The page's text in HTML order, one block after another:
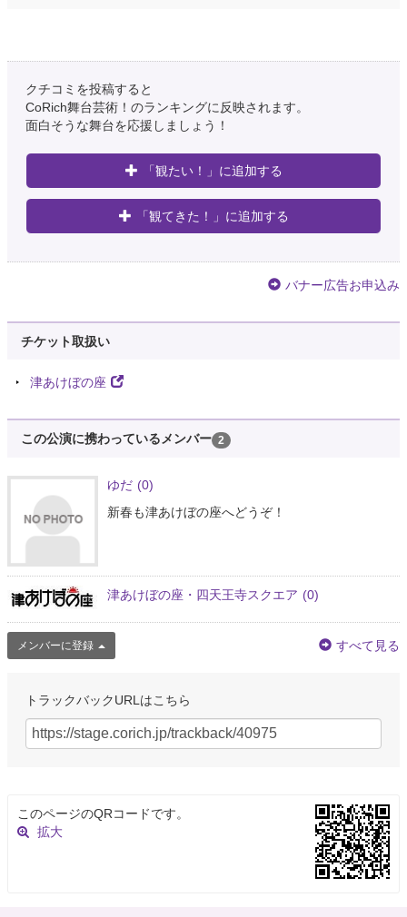
クチコミを投稿すると
CoRich舞台芸術！のランキングに反映されます。
面白そうな舞台を応援しましょう！
「観たい！」に追加する
「観てきた！」に追加する
バナー広告お申込み
チケット取扱い
津あけぼの座
この公演に携わっているメンバー 2
ゆだ (0)
新春も津あけぼの座へどうぞ！
津あけぼの座・四天王寺スクエア (0)
メンバーに登録 すべて見る
トラックバックURLはこちら
このページのQRコードです。
拡大